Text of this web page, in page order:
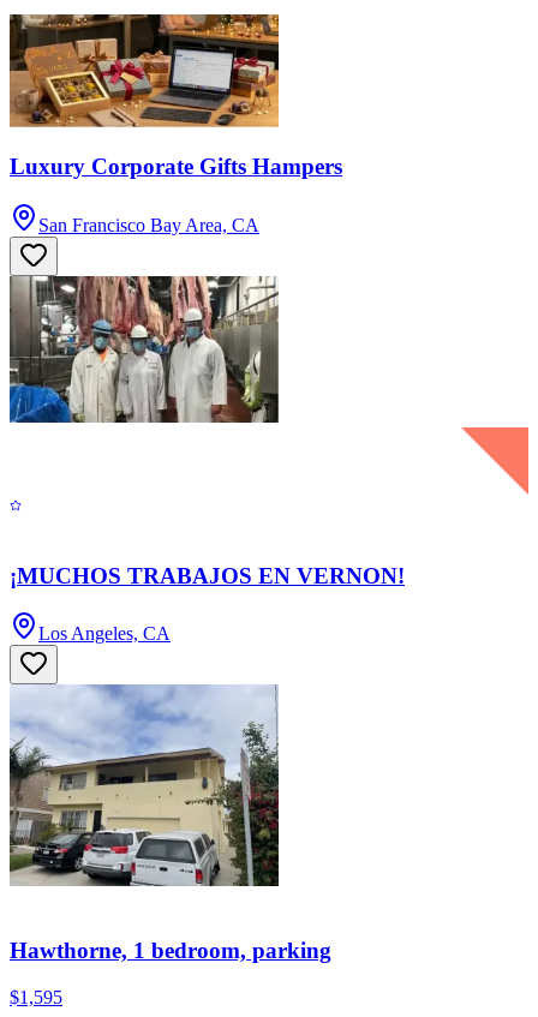
Luxury Corporate Gifts Hampers
San Francisco Bay Area, CA
¡MUCHOS TRABAJOS EN VERNON!
Los Angeles, CA
Hawthorne, 1 bedroom, parking
$1,595